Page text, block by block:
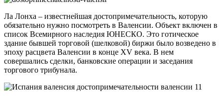
Ла Лонха – известнейшая достопримечательность, которую
обязательно нужно посмотреть в Валенсии. Объект включен в
список Всемирного наследия ЮНЕСКО. Это готическое
здание бывшей торговой (шелковой) биржи было возведено в
эпоху расцвета Валенсии в конце XV века. В нем
совершались сделки, банковские операции и заседания
торгового трибунала.